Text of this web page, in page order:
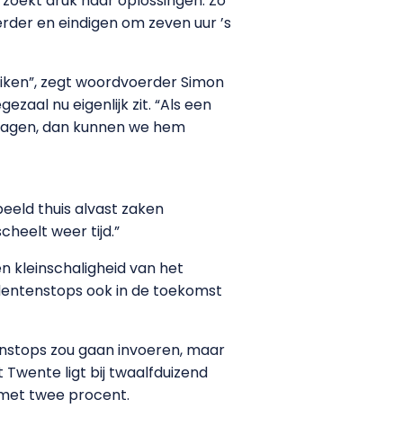
en eindigen om zeven uur ’s
zegt woordvoerder Simon
nu eigenlijk zit. “Als een
dan kunnen we hem
thuis alvast zaken
weer tijd.”
kleinschaligheid van het
ook in de toekomst
zou gaan invoeren, maar
Twente ligt bij twaalfduizend
twee procent.